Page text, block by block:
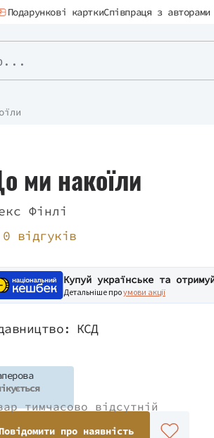
Подарункові карткиСпівпраця з авторами
ми накоїли
Фінлі
0 відгуків
Купуй українське та
Детальніше проумови акції
КСД
тимчасово відсутній
Повідомити про наявність